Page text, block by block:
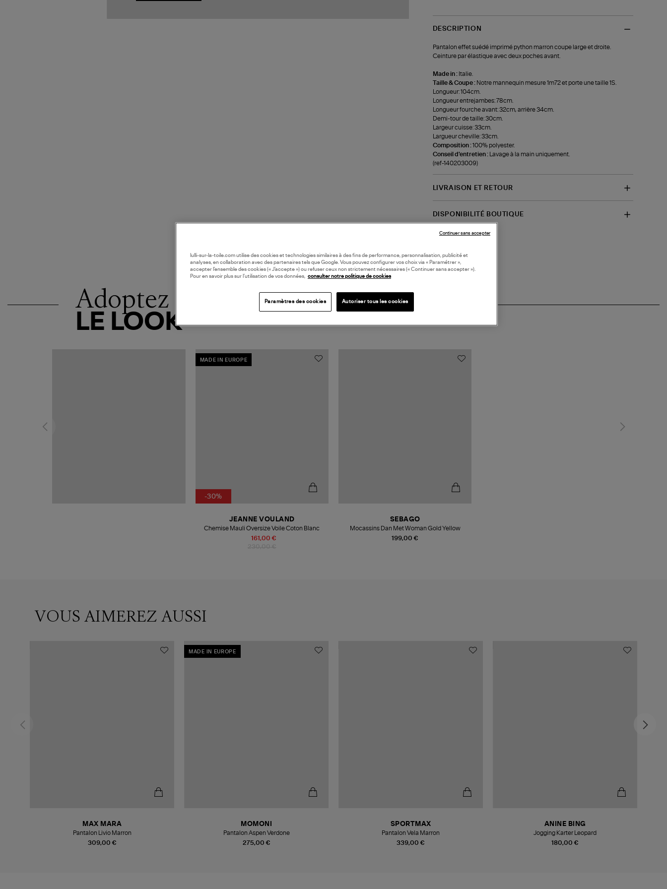
DESCRIPTION
Pantalon effet suédé imprimé python marron coupe large et droite.
Ceinture par élastique avec deux poches avant.
Made in : Italie.
Taille & Coupe : Notre mannequin mesure 1m72 et porte une taille 1S.
Longueur: 104cm.
Longueur entrejambes: 78cm.
Longueur fourche avant: 32cm, arrière 34cm.
Demi-tour de taille: 30cm.
Largeur cuisse: 33cm.
Largueur cheville: 33cm.
Composition :100% polyester.
Conseil d'entretien :
Lavage à la main uniquement.
(ref-140203009)
LIVRAISON ET RETOUR
DISPONIBILITÉ BOUTIQUE
Adoptez
LE LOOK
MADE IN EUROPE
-30%
161,00 €
JEANNE VOULAND
Chemise Mauli Oversize Voile Coton Blanc
199,00 €
SEBAGO
Mocassins Dan Met Woman Gold Yellow
VOUS AIMEREZ AUSSI
309,00 €
MAX MARA
Pantalon Livio Marron
MADE IN EUROPE
275,00 €
MOMONI
Pantalon Aspen Verdone
339,00 €
SPORTMAX
Pantalon Vela Marron
180,00 €
ANINE BING
Jogging Karter Leopard
lulli-sur-la-toile.com utilise des cookies et technologies similaires à des fins de performance, personnalisation, publicité et
analyses, en collaboration avec des partenaires tels que Google. Vous pouvez configurer vos choix via « Paramétrer »,
accepter l’ensemble des cookies (« J’accepte ») ou refuser ceux non strictement nécessaires (« Continuer sans accepter »).
Pour en savoir plus sur l’utilisation de vos données, consulter notre politique de cookies
Paramètres des cookies Autoriser tous les cookies
Continuer sans accepter